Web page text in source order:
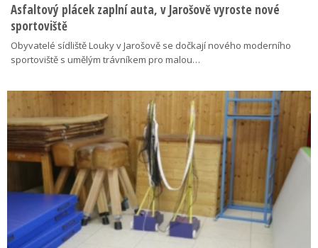
Asfaltový plácek zaplní auta, v Jarošově vyroste nové
sportoviště
Obyvatelé sídliště Louky v Jarošově se dočkají nového moderního
sportoviště s umělým trávníkem pro malou…